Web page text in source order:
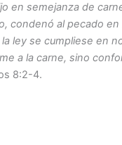
en semejanza de
condenó al pecado en
ley se cumpliese en
a la carne, sino
8:2-4.